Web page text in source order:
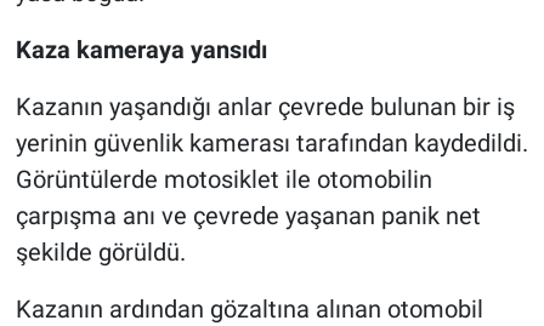
Kaza kameraya yansıdı
Kazanın yaşandığı anlar çevrede bulunan bir iş
yerinin güvenlik kamerası tarafından kaydedildi.
Görüntülerde motosiklet ile otomobilin
çarpışma anı ve çevrede yaşanan panik net
şekilde görüldü.
Kazanın ardından gözaltına alınan otomobil